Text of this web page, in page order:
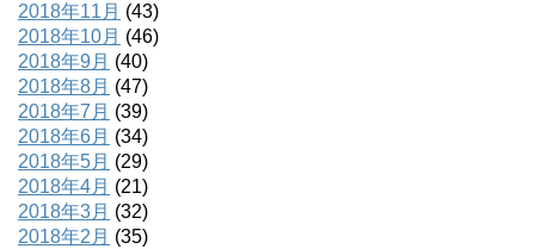
2018年11月 (43)
2018年10月 (46)
2018年9月 (40)
2018年8月 (47)
2018年7月 (39)
2018年6月 (34)
2018年5月 (29)
2018年4月 (21)
2018年3月 (32)
2018年2月 (35)